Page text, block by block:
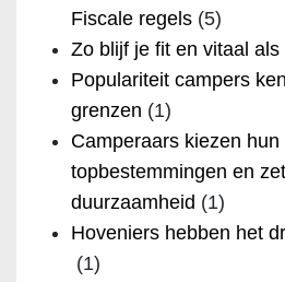
Fiscale regels (5)
Zo blijf je fit en vitaal
Populariteit campers
grenzen (1)
Camperaars kiezen hun
topbestemmingen en
duurzaamheid (1)
Hoveniers hebben het
(1)